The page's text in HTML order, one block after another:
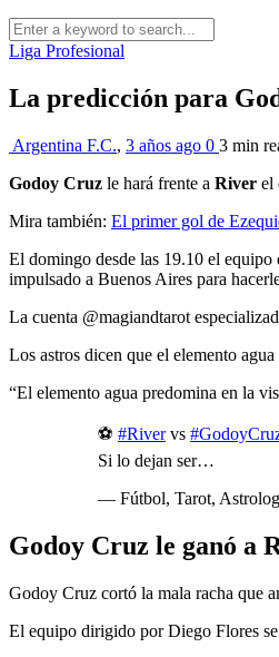
Liga Profesional
La predicción para
Argentina F.C., 3 años ago 0 3 min
Godoy Cruz le hará frente a River el
Mira también: El primer gol de
El domingo desde las 19.10 el
impulsado a Buenos Aires para
La cuenta @magiandtarot
Los astros dicen que el elemento
“El elemento agua predomina en la
⚽ #Rivervs
Si lo dejan ser…
— Fútbol, Tarot,
Godoy Cruz le ganó a
Godoy Cruz cortó la mala racha que
El equipo dirigido por Diego Flores